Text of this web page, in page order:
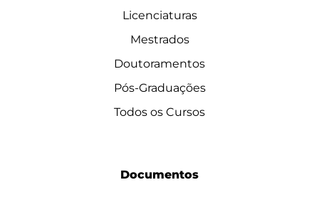
Licenciaturas
Mestrados
Doutoramentos
Pós-Graduações
Todos os Cursos
Documentos